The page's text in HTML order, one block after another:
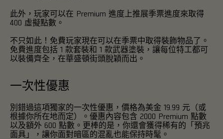
此外，玩家可以在 Premium 進度上推展季票進度來取得
400 虛擬點數。
不只如此！免費玩家現在可以在季票中取得裝飾物品了。
免費進度包括 1 款套裝和 1 款武器塗裝，讓每位特工都可
以裝備齊全，在華盛頓街頭脫穎而出。
一次性優惠
別錯過這項獨家的一次性優惠，價格為美金 19.99 元（或
根據你所在地而定）。優惠內容包含 2000 Premium 點數
以及額外 600 點數。更棒的是，你還會獲得稀有的「預兆
面具」，讓你面對暗區的混亂也能保持時髦。